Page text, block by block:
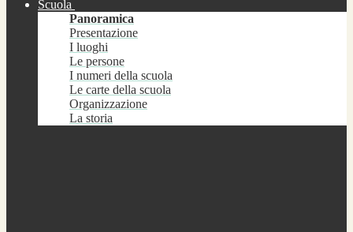
Scuola
Panoramica
Presentazione
I luoghi
Le persone
I numeri della scuola
Le carte della scuola
Organizzazione
La storia